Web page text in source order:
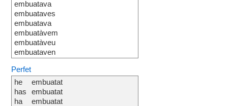
embuatava
embuataves
embuatava
embuatàvem
embuatàveu
embuataven
Perfet
he
has
ha
embuatat
embuatat
embuatat